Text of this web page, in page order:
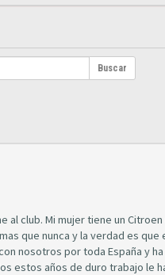
Buscar
al club. Mi mujer tiene un
que nunca y la verdad es
nosotros por toda España y
estos años de duro trabajo le